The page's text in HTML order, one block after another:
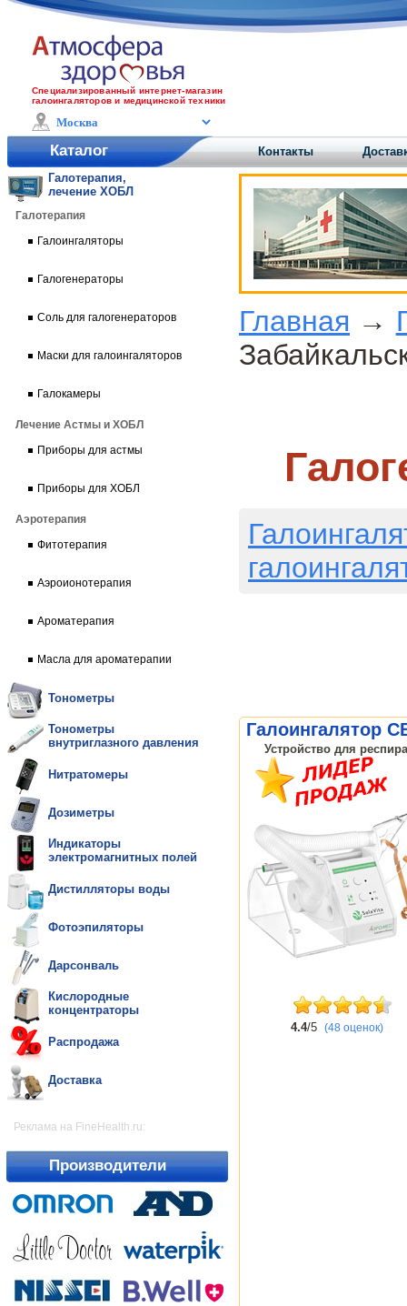
Специализированный интернет-магазин
галоингаляторов и медицинской техники
Каталог Контакты
Галотерапия,
лечение ХОБЛ
Галотерапия
Галоингаляторы
Галогенераторы
Соль для галогенераторов
Маски для галоингаляторов
Галокамеры
Лечение Астмы и ХОБЛ
Приборы для астмы
Приборы для ХОБЛ
Аэротерапия
Фитотерапия
Аэроионотерапия
Ароматерапия
Масла для ароматерапии
Тонометры
Тонометры
внутриглазного давления
Нитратомеры
Дозиметры
Индикаторы
электромагнитных полей
Дистилляторы воды
Фотоэпиляторы
Дарсонваль
Кислородные
концентраторы
Распродажа
Доставка
Реклама на FineHealth.ru:
Производители
Главная →
Галоингалятор
Устройство для
4.4/5 (48 оценок)